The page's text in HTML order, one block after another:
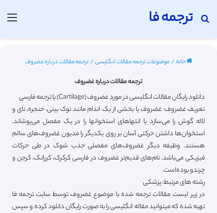
ترجمه فا
جستجو برای
خانه/موضوعات ترجمه مقالات انگلیسی/ترجمه مقالات درباره غضروف
ترجمه مقالات درباره غضروف
دانلود رایگان مقالات انگلیسی در مورد غضروف (Cartilage) با ترجمه فارسی
تعریف غضروف: غضروف یا بخشی از یک اندام مانند نوک بینی، حنجره، نای و
لاله گوش را می‌سازد یا انتهاهای استخوانها را در یک مفصل می‌پوشاند.
استخوان‌ها داشتن حرکتی آسان بر روی یکدیگر را مدیون غضروف‌های سالم
هستند. وظیفه دیگر غضروف‌های مفصلی جذب شوک در طی حرکات
فیزیکی می‌باشد. نام‌های قدیم‌تر غضروف در فارسی کرکرک، کررانک، کرجن و
چرندو بوده‌است.
رشته های مرتبط: پزشکی
در زیر لیست مقالات ترجمه شده با موضوع غضروف توسط سایت ترجمه فا
تهیه شده که میتوانید مقاله انگلیسی را به صورت رایگان دانلود کرده و سپس